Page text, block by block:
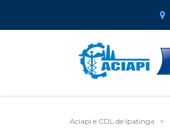
Aciapi e CDL de Ipatinga >